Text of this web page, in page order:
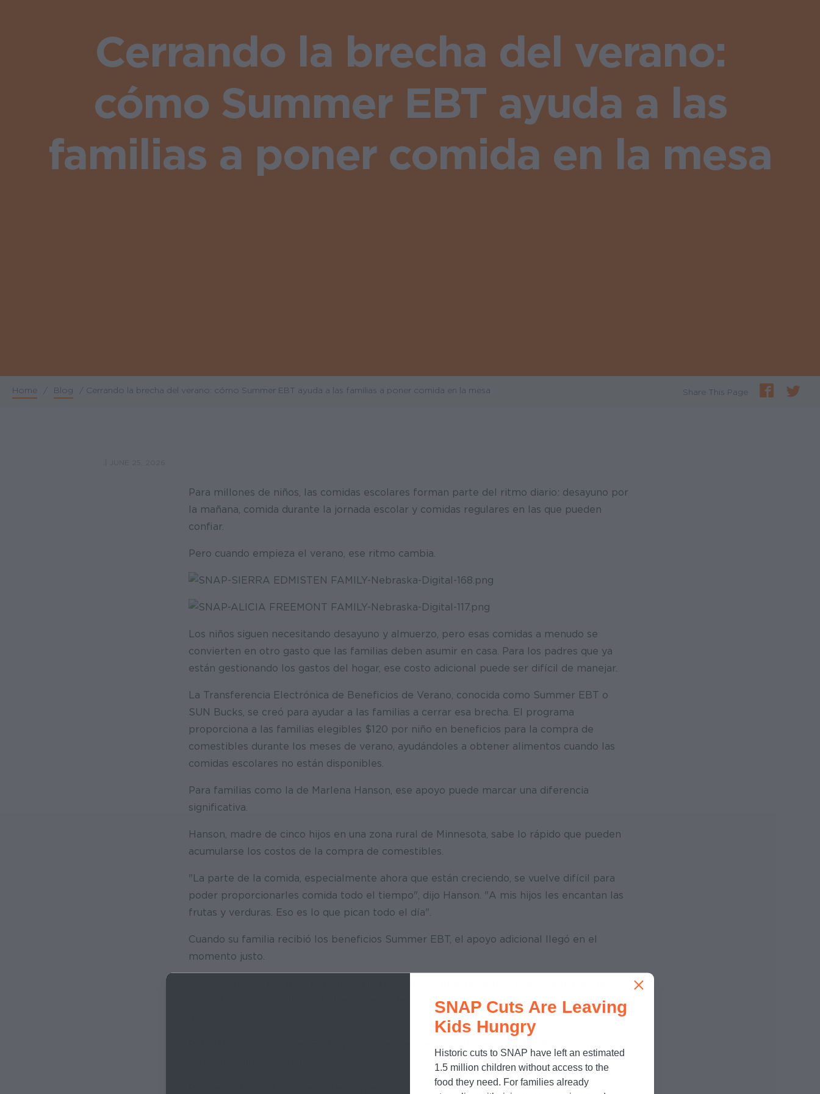
Cerrando la brecha del verano:
cómo Summer EBT ayuda a las
familias a poner comida en la mesa
Breadcrumb
Home / Blog / Cerrando la brecha del verano: cómo Summer EBT ayuda a las familias a poner comida en la mesa Share This Page
Para millones de niños, las comidas escolares forman parte del ritmo diario: desayuno por
la mañana, comida durante la jornada escolar y comidas regulares en las que pueden
confiar.
Pero cuando empieza el verano, ese ritmo cambia.
Los niños siguen necesitando desayuno y almuerzo, pero esas comidas a menudo se
convierten en otro gasto que las familias deben asumir en casa. Para los padres que ya
están gestionando los gastos del hogar, ese costo adicional puede ser difícil de manejar.
La Transferencia Electrónica de Beneficios de Verano, conocida como Summer EBT o
SUN Bucks, se creó para ayudar a las familias a cerrar esa brecha. El programa
proporciona a las familias elegibles $120 por niño en beneficios para la compra de
comestibles durante los meses de verano, ayudándoles a obtener alimentos cuando las
comidas escolares no están disponibles.
Para familias como la de Marlena Hanson, ese apoyo puede marcar una diferencia
significativa.
Hanson, madre de cinco hijos en una zona rural de Minnesota, sabe lo rápido que pueden
acumularse los costos de la compra de comestibles.
"La parte de la comida, especialmente ahora que están creciendo, se vuelve difícil para
poder proporcionarles comida todo el tiempo", dijo Hanson. "A mis hijos les encantan las
frutas y verduras. Eso es lo que pican todo el día".
Cuando su familia recibió los beneficios Summer EBT, el apoyo adicional llegó en el
momento justo.
cubrir la comida y utilizar el dinero que ya teníamos para comprarles ropa para el regreso
Padres de todo el país describen experiencias similares.
SNAP Cuts Are Leaving
Kids Hungry
Historic cuts to SNAP have left an estimated
1.5 million children without access to the
food they need. For families already